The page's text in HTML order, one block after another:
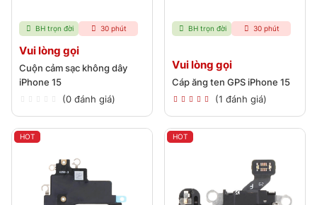
BH trọn đời 30 phút
Vui lòng gọi
Cuộn cảm sạc không dây
iPhone 15
(0 đánh giá)
BH trọn đời 30 phút
Vui lòng gọi
Cáp ăng ten GPS iPhone 15
(1 đánh giá)
HOT HOT